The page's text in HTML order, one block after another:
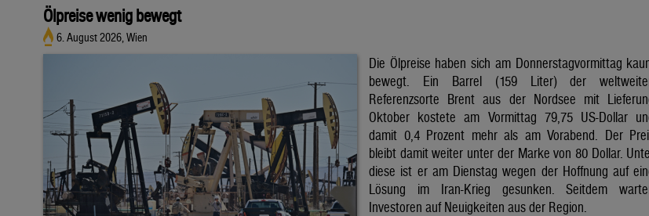
Ölpreise wenig bewegt
6. August 2026, Wien
Die Ölpreise haben sich am Donnerstagvormittag
bewegt. Ein Barrel (159 Liter) der
Referenzsorte Brent aus der Nordsee mit
Oktober kostete am Vormittag 79,75 US-Dollar
damit 0,4 Prozent mehr als am Vorabend. Der
bleibt damit weiter unter der Marke von 80 Dollar.
diese ist er am Dienstag wegen der Hoffnung auf
Lösung im Iran-Krieg gesunken. Seitdem
Investoren auf Neuigkeiten aus der Region.